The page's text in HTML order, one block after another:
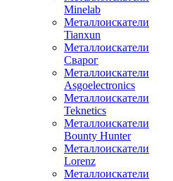
Minelab
Металлоискатели
Tianxun
Металлоискатели
Сварог
Металлоискатели
Asgoelectronics
Металлоискатели
Teknetics
Металлоискатели
Bounty Hunter
Металлоискатели
Lorenz
Металлоискатели